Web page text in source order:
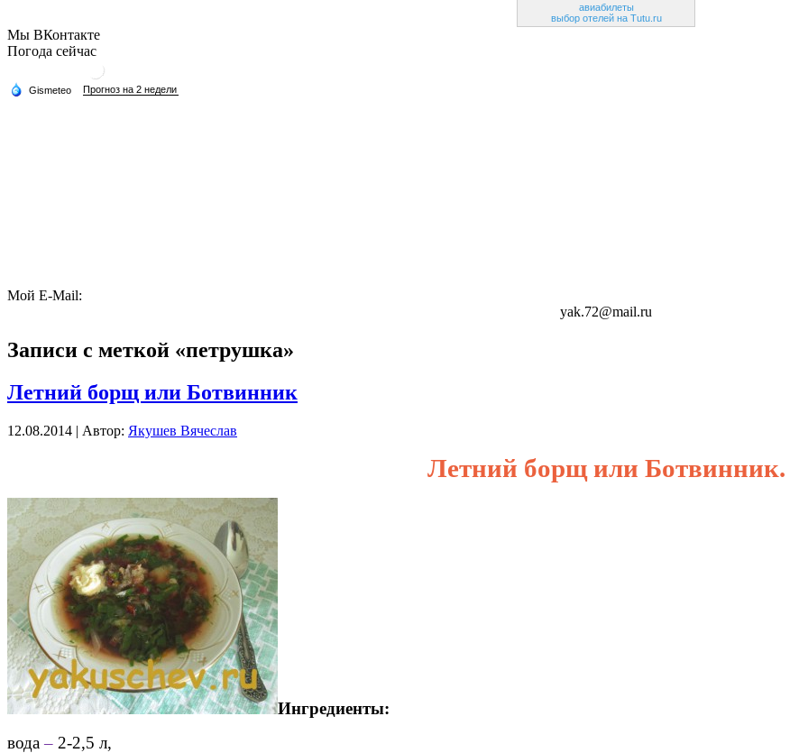
авиабилеты
выбор отелей на Tutu.ru
Мы ВКонтакте
Погода сейчас
Мой E-Mail:
yak.72@mail.ru
Записи с меткой «петрушка»
Летний борщ или Ботвинник
12.08.2014 | Автор: Якушев Вячеслав
Летний борщ или Ботвинник.
Ингредиенты:
вода– 2-2,5 л,